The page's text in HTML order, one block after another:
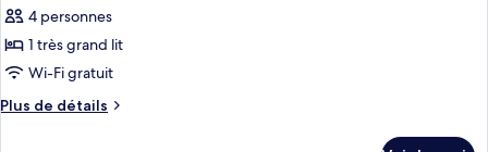
pour
ce
type
chambre :
4 personnes
1 très grand lit
Wi-Fi gratuit
Plus de détails
Plus